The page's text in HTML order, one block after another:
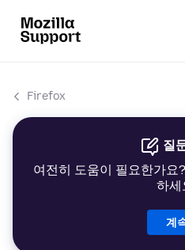
Firefox
질
여전히 도움이 필요한가요
하세
계